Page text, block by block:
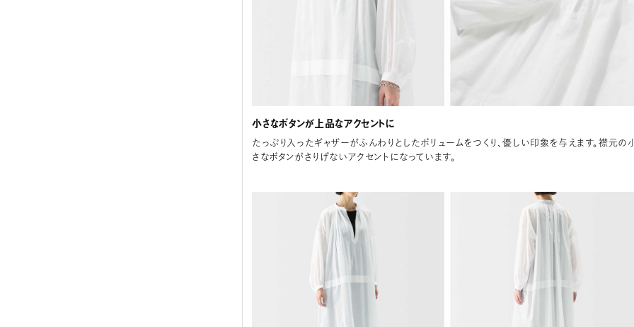
小さなボタンが上品なアクセントに
たっぷり入ったギャザーがふんわりとしたボリュームをつくり、優しい印象を与えます。襟元の
さなボタンがさりげないアクセントになっています。